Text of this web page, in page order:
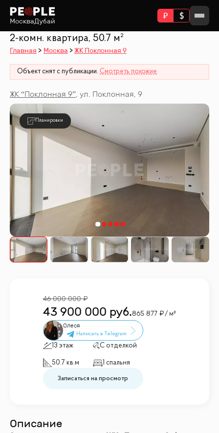
МоскваДубай
2-комн. квартира, 50.7 м²
Главная Москва ЖК Поклонная 9
Объект снят с публикации. Смотреть похожие
ЖК “Поклонная 9”, ул. Поклонная, 9
Планировки
46 000 000
43 900 000 руб.865 877 / м²
Олеся
13 этаж С отделкой
50.7 кв.м 1 спальня
Записаться на просмотр
Описание